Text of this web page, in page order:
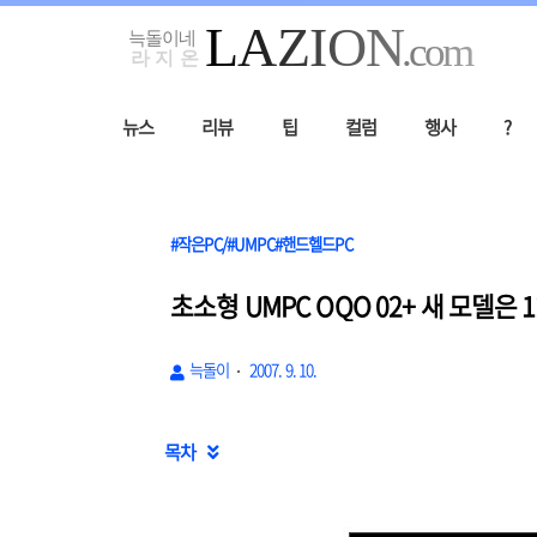
뉴스 리뷰 팁 컬럼 행사 ?
#작은PC/#UMPC#핸드헬드PC
초소형 UMPC OQO 02+ 새 모델은
늑돌이 2007. 9. 10.
목차 